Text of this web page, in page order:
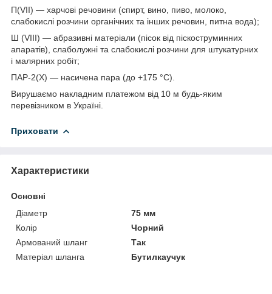
П(VII) — харчові речовини (спирт, вино, пиво, молоко,
слабокислі розчини органічних та інших речовин, питна вода);
Ш (VIII) — абразивні матеріали (пісок від піскоструминних
апаратів), слаболужні та слабокислі розчини для штукатурних
і малярних робіт;
ПАР-2(X) — насичена пара (до +175 °C).
Вирушаємо накладним платежом від 10 м будь-яким
перевізником в Україні.
Приховати
Характеристики
Основні
Діаметр
75 мм
Колір
Чорний
Армований шланг
Так
Матеріал шланга
Бутилкаучук